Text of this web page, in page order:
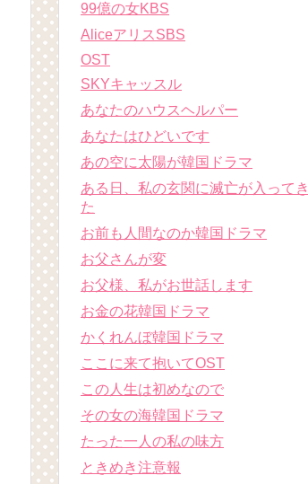
99億の女KBS
AliceアリスSBS
OST
SKYキャッスル
あなたのハウスヘルパー
あなたはひどいです
あの空に太陽が韓国ドラマ
ある日、私の玄関に滅亡が入ってき
た
お前も人間なのか韓国ドラマ
お父さんが変
お父様、私がお世話します
お金の花韓国ドラマ
かくれんぼ韓国ドラマ
ここに来て抱いてOST
この人生は初めなので
その女の海韓国ドラマ
たった一人の私の味方
ときめき注意報